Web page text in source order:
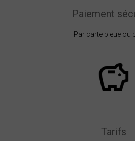
Paiement
Par carte bleue ou
Tarifs